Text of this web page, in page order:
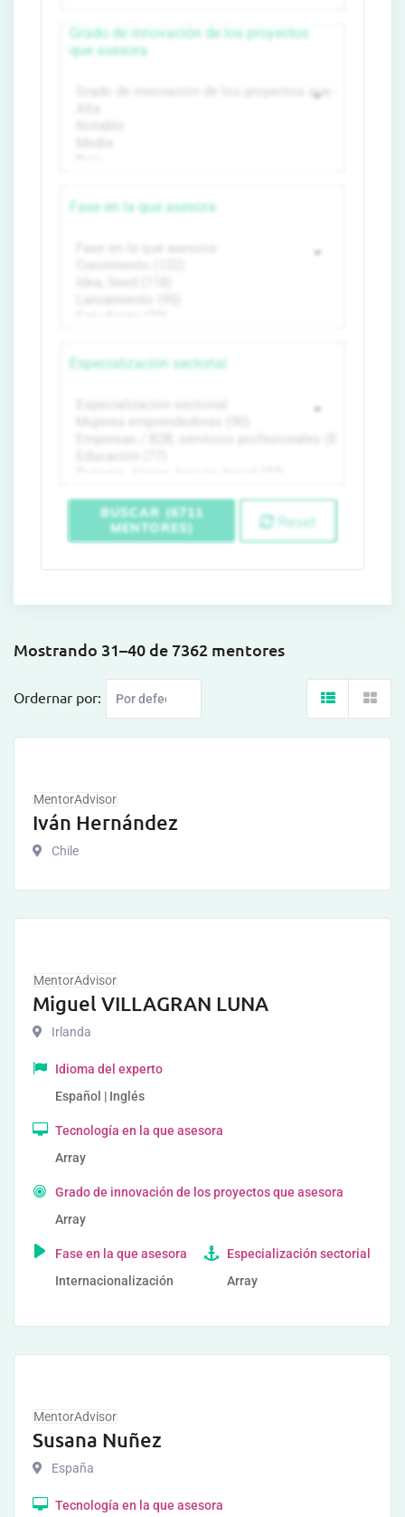
Grado de innovación de los proyectos
que asesora
Fase en la que asesora
Especialización sectorial
BUSCAR (6711
MENTORES)
Reset
Mostrando 31–40 de 7362 mentores
Ordernar por:
MentorAdvisor
Iván Hernández
Chile
MentorAdvisor
Miguel VILLAGRAN LUNA
Irlanda
Idioma del experto
Español | Inglés
Tecnología en la que asesora
Array
Grado de innovación de los proyectos que asesora
Array
Fase en la que asesora
Internacionalización
Especialización sectorial
Array
MentorAdvisor
Susana Nuñez
España
Tecnología en la que asesora